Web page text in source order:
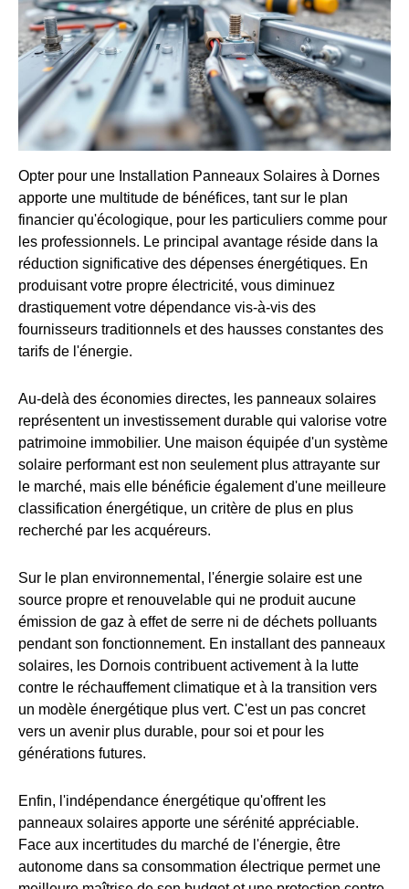
Opter pour une Installation Panneaux Solaires à Dornes
apporte une multitude de bénéfices, tant sur le plan
financier qu'écologique, pour les particuliers comme pour
les professionnels. Le principal avantage réside dans la
réduction significative des dépenses énergétiques. En
produisant votre propre électricité, vous diminuez
drastiquement votre dépendance vis-à-vis des
fournisseurs traditionnels et des hausses constantes des
tarifs de l'énergie.
Au-delà des économies directes, les panneaux solaires
représentent un investissement durable qui valorise votre
patrimoine immobilier. Une maison équipée d'un système
solaire performant est non seulement plus attrayante sur
le marché, mais elle bénéficie également d'une meilleure
classification énergétique, un critère de plus en plus
recherché par les acquéreurs.
Sur le plan environnemental, l'énergie solaire est une
source propre et renouvelable qui ne produit aucune
émission de gaz à effet de serre ni de déchets polluants
pendant son fonctionnement. En installant des panneaux
solaires, les Dornois contribuent activement à la lutte
contre le réchauffement climatique et à la transition vers
un modèle énergétique plus vert. C'est un pas concret
vers un avenir plus durable, pour soi et pour les
générations futures.
Enfin, l'indépendance énergétique qu'offrent les
panneaux solaires apporte une sérénité appréciable.
Face aux incertitudes du marché de l'énergie, être
autonome dans sa consommation électrique permet une